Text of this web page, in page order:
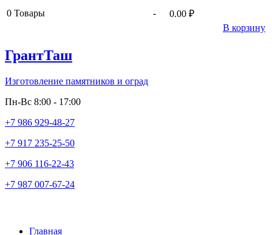
0 Товары -
0.00 ₽
В корзину
ГрантТаш
Изготовление памятников и оград
Пн-Вс 8:00 - 17:00
+7 986 929-48-27
+7 917 235-25-50
+7 906 116-22-43
+7 987 007-67-24
Главная